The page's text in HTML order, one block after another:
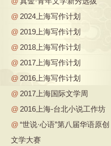
@ 2024上海写作计划
@ 2019上海写作计划
@ 2018上海写作计划
@ 2017上海写作计划
@ 2016上海写作计划
@ 2017上海国际文学周
@ 2016上海-台北小说工作坊
@ “世说·心语”第八届华语原创
文学大赛